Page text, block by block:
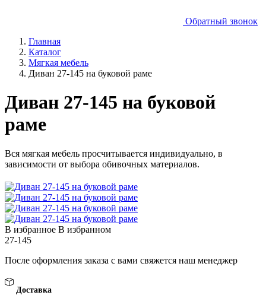
Обратный звонок
Главная
Каталог
Мягкая мебель
Диван 27-145 на буковой раме
Диван 27-145 на буковой
раме
Вся мягкая мебель просчитывается индивидуально, в
зависимости от выбора обивочных материалов.
В избранное В избранном
27-145
После оформления заказа с вами свяжется наш менеджер
Доставка